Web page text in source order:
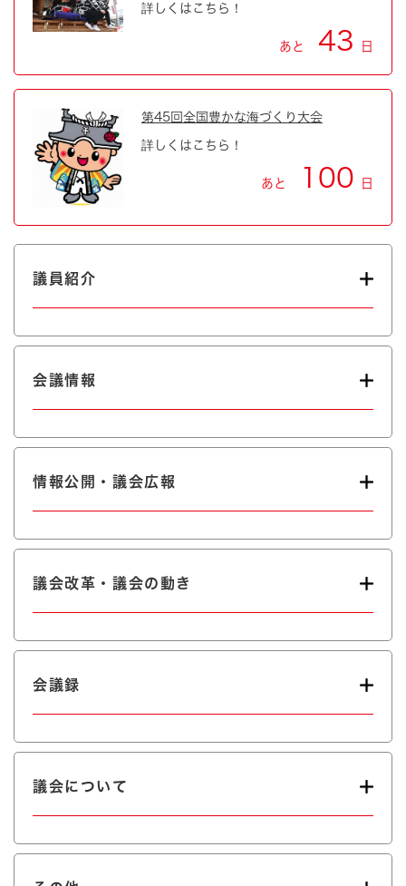
詳しくはこちら！
あと 43 日
第45回全国豊かな海づくり大会
詳しくはこちら！
あと 100 日
議員紹介
会議情報
情報公開・議会広報
議会改革・議会の動き
会議録
議会について